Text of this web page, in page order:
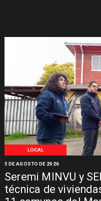
LOCAL
Seremi MINVU y
técnica de
5 DE AGOSTO DE 2026